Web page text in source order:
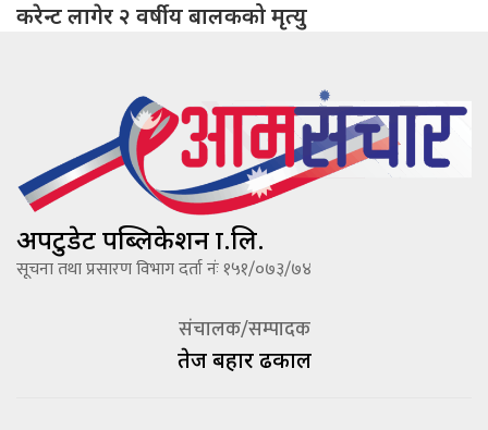
करेन्ट लागेर २ वर्षीय बालकको मृत्यु
अपटुडेट पब्लिकेशन प्रा.लि.
सूचना तथा प्रसारण विभाग दर्ता नंः १५१/०७३/७४
संचालक/सम्पादक
तेज बहादूर ढकाल